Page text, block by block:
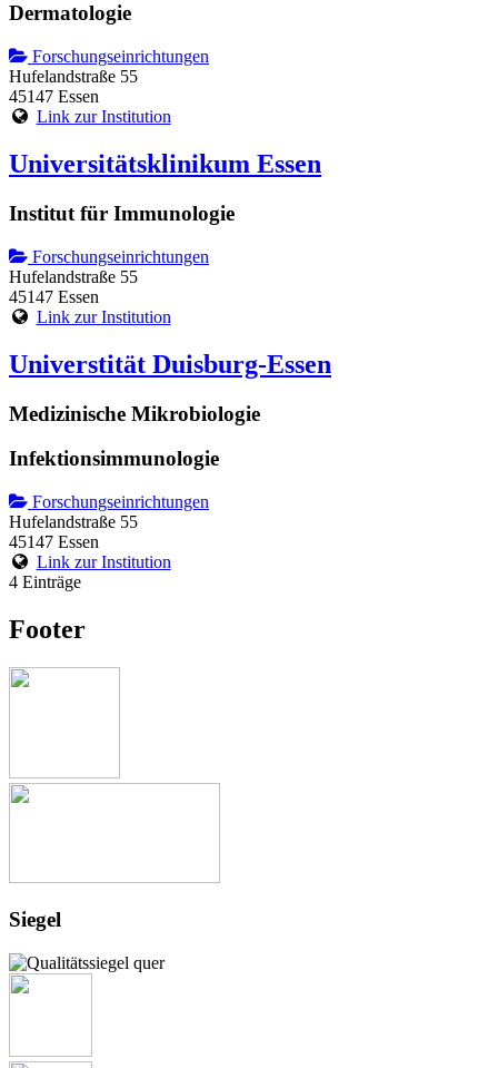
Dermatologie
Forschungseinrichtungen
Hufelandstraße 55
45147 Essen
Link zur Institution
Universitätsklinikum Essen
Institut für Immunologie
Forschungseinrichtungen
Hufelandstraße 55
45147 Essen
Link zur Institution
Universtität Duisburg-Essen
Medizinische Mikrobiologie
Infektionsimmunologie
Forschungseinrichtungen
Hufelandstraße 55
45147 Essen
Link zur Institution
4 Einträge
Footer
Siegel